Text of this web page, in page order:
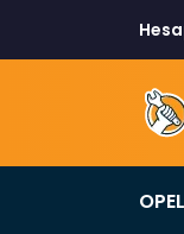
OPEL